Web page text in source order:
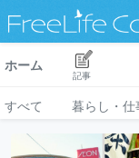
ホーム
記事
すべて 暮らし・仕